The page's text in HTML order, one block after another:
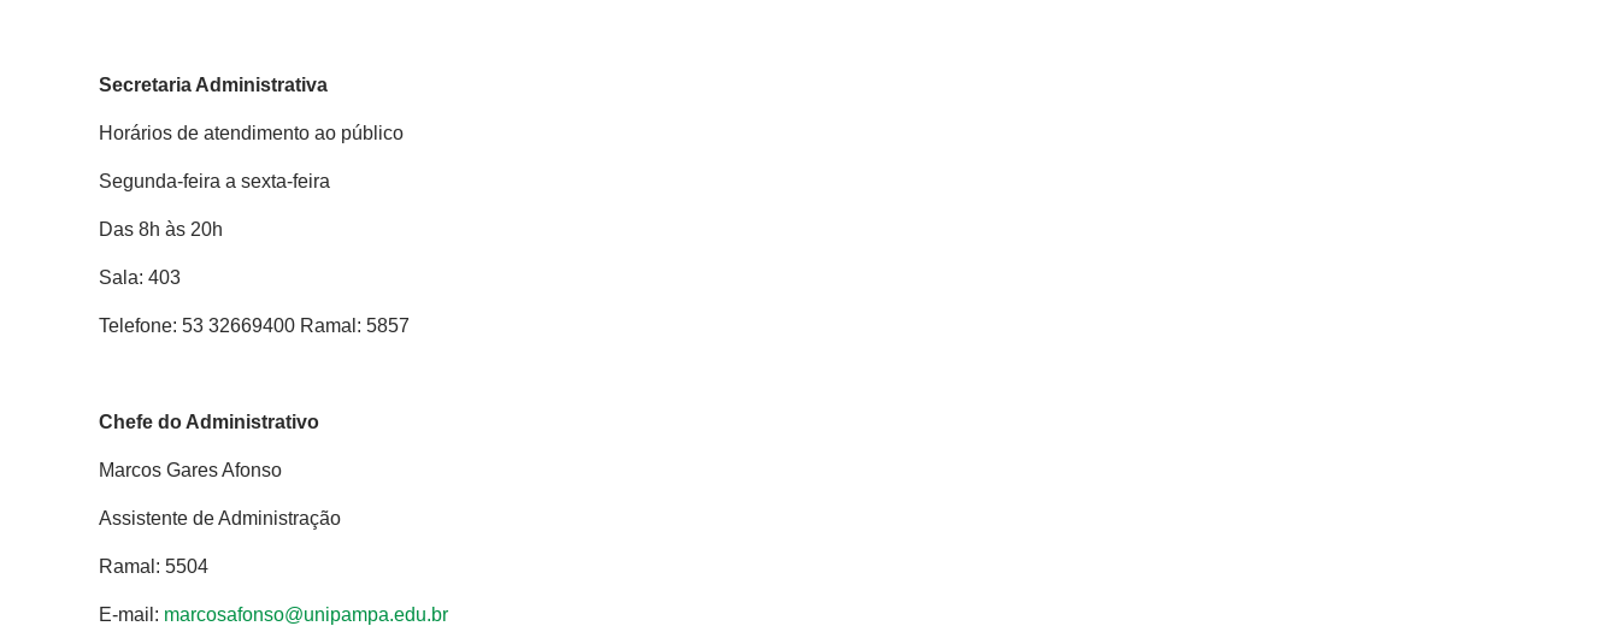
Secretaria Administrativa
Horários de atendimento ao público
Segunda-feira a sexta-feira
Das 8h às 20h
Sala: 403
Telefone: 53 32669400 Ramal: 5857
Chefe do Administrativo
Marcos Gares Afonso
Assistente de Administração
Ramal: 5504
E-mail: marcosafonso@unipampa.edu.br